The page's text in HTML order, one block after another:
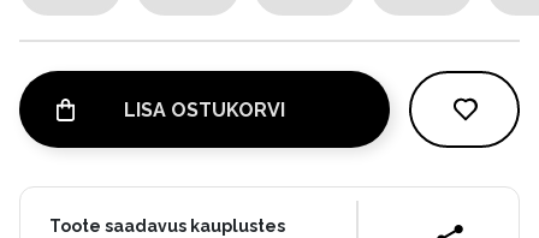
LISA OSTUKORVI
Toote saadavus kauplustes